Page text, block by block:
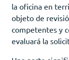
la oficina en
objeto de
competentes y
evaluará la